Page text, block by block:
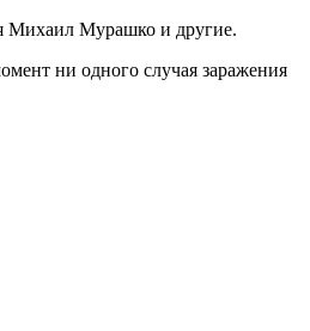
Михаил Мурашко и другие.
ни одного случая заражения